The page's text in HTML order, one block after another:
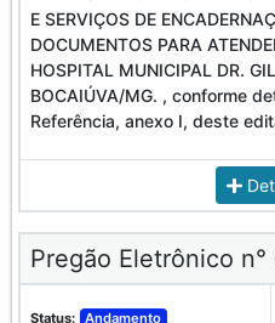
E SERVIÇOS DE
DOCUMENTOS PARA
HOSPITAL MUNICIPAL DR.
BOCAIÚVA/MG. , conforme
Referência, anexo I, deste
Pregão Eletrônico
Status: Andamento